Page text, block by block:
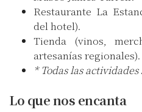
Restaurante La
del hotel).
Tienda (vinos,
artesanías regionales).
* Todas las
Lo que nos encanta